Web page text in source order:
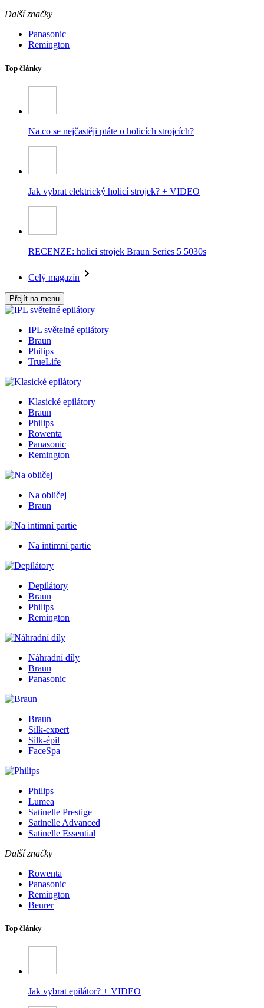
Další značky
Panasonic
Remington
Top články
Na co se nejčastěji ptáte o holicích strojcích?
Jak vybrat elektrický holicí strojek? + VIDEO
RECENZE: holicí strojek Braun Series 5 5030s
Celý magazín
Přejít na menu
IPL světelné epilátory
Braun
Philips
TrueLife
Klasické epilátory
Braun
Philips
Rowenta
Panasonic
Remington
Na obličej
Braun
Na intimní partie
Depilátory
Braun
Philips
Remington
Náhradní díly
Braun
Panasonic
Braun
Silk-expert
Silk-épil
FaceSpa
Philips
Lumea
Satinelle Prestige
Satinelle Advanced
Satinelle Essential
Další značky
Rowenta
Panasonic
Remington
Beurer
Top články
Jak vybrat epilátor? + VIDEO